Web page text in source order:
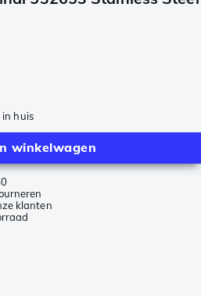
in huis
winkelwagen
klanten